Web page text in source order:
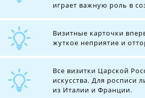
играет важную роль в
Визитные карточки
жуткое неприятие и
Все визитки Царской
искусства. Для росписи
из Италии и Франции.